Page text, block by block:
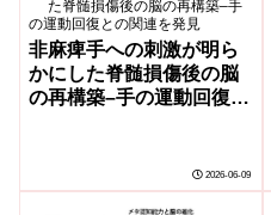
化－
非麻痺手への刺激が明ら
かにした脊髄損傷後の脳
の再構築–手の運動回復と
2026-06-09